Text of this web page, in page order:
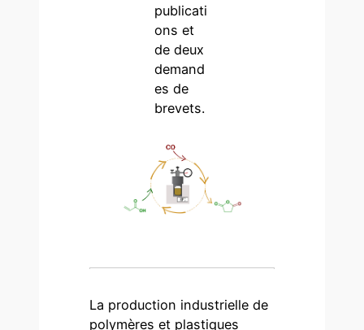
publicati
ons et
de deux
demand
es de
brevets.
La production industrielle de
polymères et plastiques